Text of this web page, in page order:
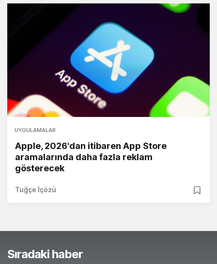
UYGULAMALAR
Apple, 2026'dan itibaren App Store
aramalarında daha fazla reklam
gösterecek
Tuğçe İçözü
Sıradaki haber